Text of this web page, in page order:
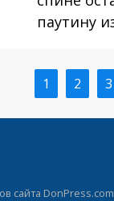
паутину
Текущая
страница
1 2 3
сайта